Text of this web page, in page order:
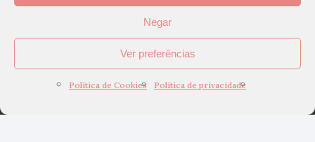
Negar
Ver preferências
Política de Cookies Política de privacidade